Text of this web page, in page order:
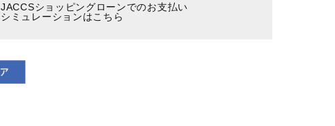
JACCSショッピングローンでのお支払い
シミュレーションはこちら